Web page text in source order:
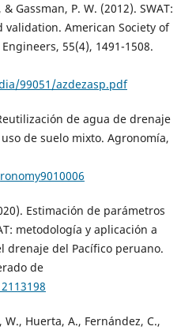
Gassman, P. W. (2012). SWAT:
American Society of
55(4), 1491-1508.
99051/azdezasp.pdf
de agua de drenaje
de suelo mixto. Agronomía,
Estimación de parámetros
metodología y aplicación a
drenaje del Pacífico peruano.
de
Huerta, A., Fernández, C.,